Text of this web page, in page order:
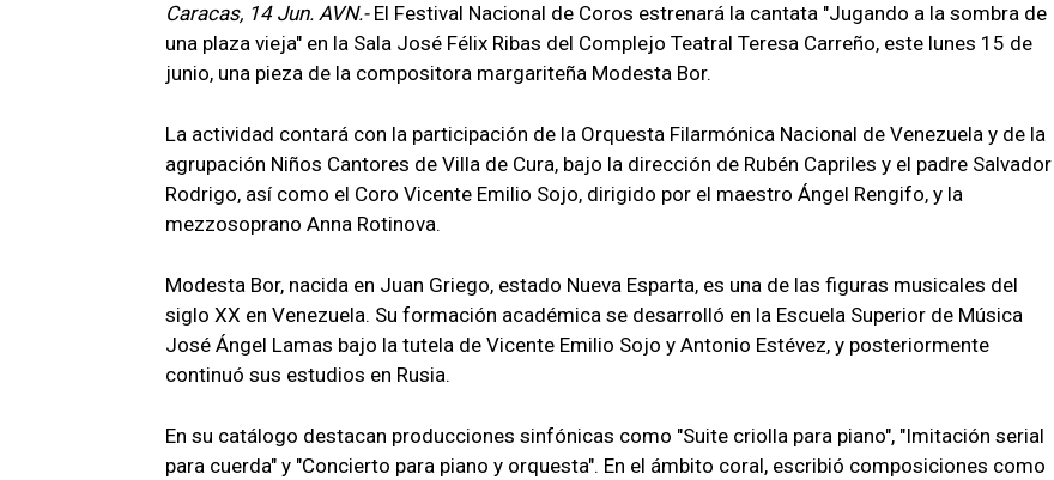
Caracas, 14 Jun. AVN.-El Festival Nacional de Coros estrenará la cantata "Jugando a la sombra de
una plaza vieja" en la Sala José Félix Ribas del Complejo Teatral Teresa Carreño, este lunes 15 de
junio, una pieza de la compositora margariteña Modesta Bor.
La actividad contará con la participación de la Orquesta Filarmónica Nacional de Venezuela y de la
agrupación Niños Cantores de Villa de Cura, bajo la dirección de Rubén Capriles y el padre Salvador
Rodrigo, así como el Coro Vicente Emilio Sojo, dirigido por el maestro Ángel Rengifo, y la
mezzosoprano Anna Rotinova.
Modesta Bor, nacida en Juan Griego, estado Nueva Esparta, es una de las figuras musicales del
siglo XX en Venezuela. Su formación académica se desarrolló en la Escuela Superior de Música
José Ángel Lamas bajo la tutela de Vicente Emilio Sojo y Antonio Estévez, y posteriormente
continuó sus estudios en Rusia.
En su catálogo destacan producciones sinfónicas como "Suite criolla para piano", "Imitación serial
para cuerda" y "Concierto para piano y orquesta". En el ámbito coral, escribió composiciones como